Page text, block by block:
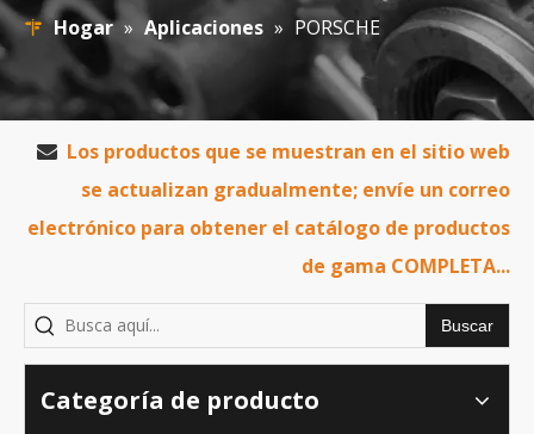
Hogar » Aplicaciones » PORSCHE
 Los productos que se muestran en el sitio web
se actualizan gradualmente; envíe un correo
electrónico para obtener el catálogo de productos
de gama COMPLETA...
Buscar
Categoría de producto